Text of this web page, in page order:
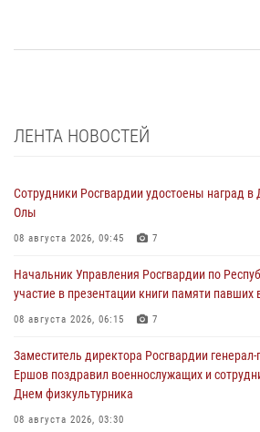
ЛЕНТА НОВОСТЕЙ
Сотрудники Росгвардии удостоены наград
Олы
08 августа 2026, 09:45 7
Начальник Управления Росгвардии по
участие в презентации книги памяти павших
08 августа 2026, 06:15 7
Заместитель директора Росгвардии
Ершов поздравил военнослужащих и
Днем физкультурника
08 августа 2026, 03:30